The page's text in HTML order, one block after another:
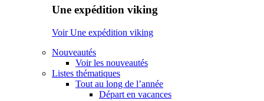
Une expédition viking
Voir Une expédition viking
Nouveautés
Voir les nouveautés
Listes thématiques
Tout au long de l’année
Départ en vacances